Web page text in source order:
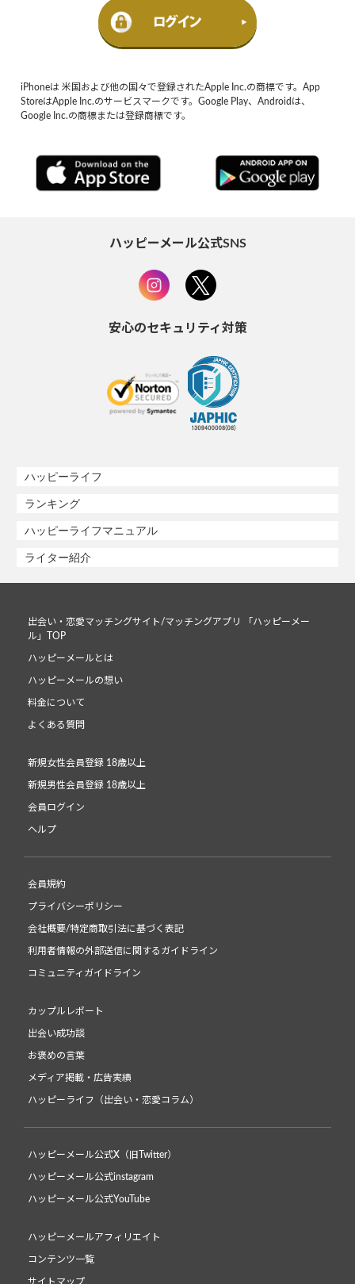
iPhoneは 米国および他の国々で登録されたApple Inc.の商標です。App
StoreはApple Inc.のサービスマークです。Google Play、Androidは、
Google Inc.の商標または登録商標です。
ハッピーメール公式SNS
安心のセキュリティ対策
ハッピーライフ
ランキング
ハッピーライフマニュアル
ライター紹介
出会い・恋愛マッチングサイト/マッチングアプリ 「ハッピーメー
ル」TOP
ハッピーメールとは
ハッピーメールの想い
料金について
よくある質問
新規女性会員登録 18歳以上
新規男性会員登録 18歳以上
会員ログイン
ヘルプ
会員規約
プライバシーポリシー
会社概要/特定商取引法に基づく表記
利用者情報の外部送信に関するガイドライン
コミュニティガイドライン
カップルレポート
出会い成功談
お褒めの言葉
メディア掲載・広告実績
ハッピーライフ（出会い・恋愛コラム）
ハッピーメール公式X（旧Twitter）
ハッピーメール公式instagram
ハッピーメール公式YouTube
ハッピーメールアフィリエイト
コンテンツ一覧
サイトマップ